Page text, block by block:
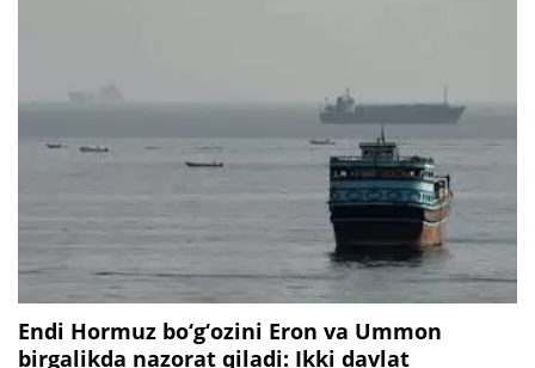
Endi Hormuz bo‘g‘ozini Eron va Ummon
birgalikda nazorat qiladi: Ikki davlat